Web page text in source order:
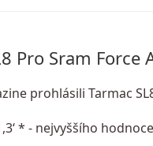
Pro Sram Force
prohlásili Tarmac
* - nejvyššího